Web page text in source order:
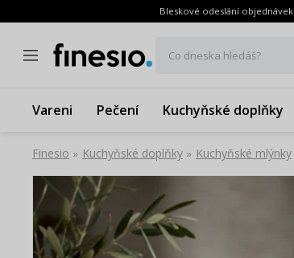
Bleskové odeslání objednávek
Co dneska hledáš?
Vareni Pečení Kuchyňské doplňky
Finesio » Kuchyňské doplňky » Kuchyňské mlýnky